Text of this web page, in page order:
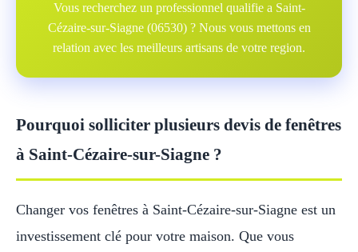
Vous recherchez un professionnel qualifie a Saint-
Cézaire-sur-Siagne (06530) ? Nous vous mettons en
relation avec les meilleurs artisans de votre region.
Pourquoi solliciter plusieurs devis de fenêtres
à Saint-Cézaire-sur-Siagne ?
Changer vos fenêtres à Saint-Cézaire-sur-Siagne est un
investissement clé pour votre maison. Que vous